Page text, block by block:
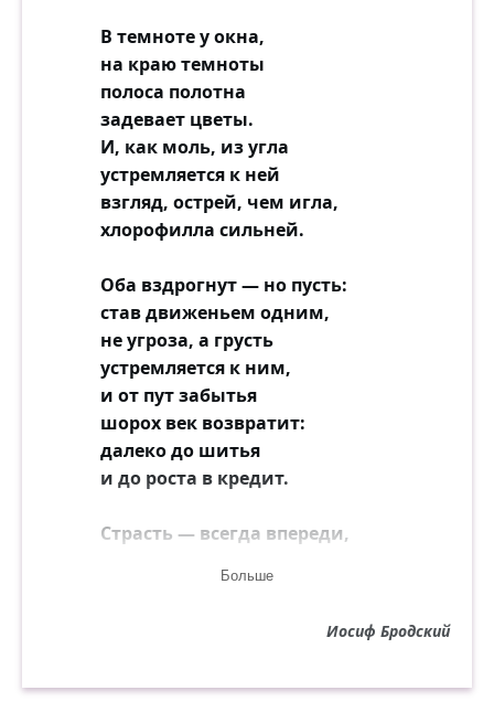
В темноте у окна,
на краю темноты
полоса полотна
задевает цветы.
И, как моль, из угла
устремляется к ней
взгляд, острей, чем игла,
хлорофилла сильней.
Оба вздрогнут — но пусть:
став движеньем одним,
не угроза, а грусть
устремляется к ним,
и от пут забытья
шорох век возвратит:
далеко до шитья
и до роста в кредит.
Страсть — всегда впереди,
Сзади прялкой в груди
льются речки из мглы,
Больше
Иосиф Бродский